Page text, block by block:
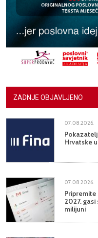
ZADNJE OBJAVLJENO
07.08.2026.
Hrvatske
07.08.2026.
Pripremite
2027.
milijuni